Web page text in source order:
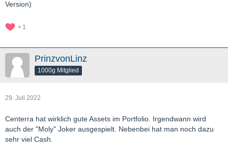
Version)
1
PrinzvonLinz
1000g Mitglied
29. Juli 2022
Centerra hat wirklich gute Assets im Portfolio. Irgendwann wird
auch der "Moly" Joker ausgespielt. Nebenbei hat man noch dazu
sehr viel Cash.